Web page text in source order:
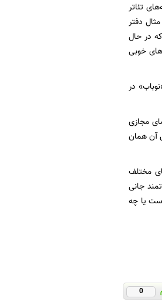
تئاتر
دفتر
در حال
خوبی
در
مجازی
آن همان
مختلف
جانی
یا چه
0